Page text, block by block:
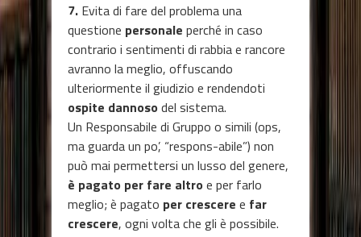
7. Evita di fare del problema una
questione personale perché in caso
contrario i sentimenti di rabbia e rancore
avranno la meglio, offuscando
ulteriormente il giudizio e rendendoti
ospite dannoso del sistema.
Un Responsabile di Gruppo o simili (ops,
ma guarda un po’, “respons-abile”) non
può mai permettersi un lusso del genere,
è pagato per fare altro e per farlo
meglio; è pagato per crescere e far
crescere, ogni volta che gli è possibile.